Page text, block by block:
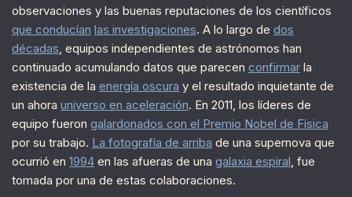
observaciones y las buenas reputaciones de los científicos
que conducían las investigaciones. A lo largo de dos
décadas, equipos independientes de astrónomos han
continuado acumulando datos que parecen confirmar la
existencia de la energía oscura y el resultado inquietante de
un ahora universo en aceleración. En 2011, los líderes de
equipo fueron galardonados con el Premio Nobel de Física
por su trabajo. La fotografía de arriba de una supernova que
ocurrió en 1994 en las afueras de una galaxia espiral, fue
tomada por una de estas colaboraciones.